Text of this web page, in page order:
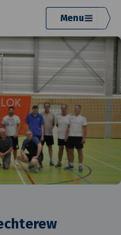
Menu